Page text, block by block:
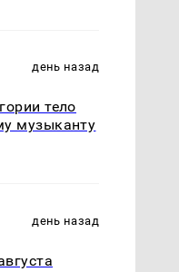
день назад
тело
музыканту
день назад